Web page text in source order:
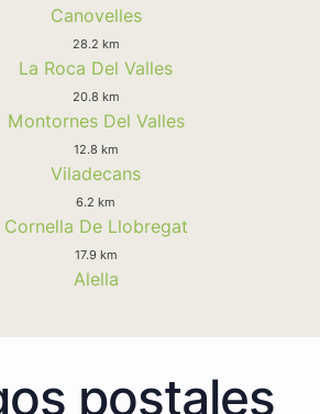
Canovelles
28.2 km
La Roca Del Valles
20.8 km
Montornes Del Valles
12.8 km
Viladecans
6.2 km
Cornella De Llobregat
17.9 km
Alella
postales